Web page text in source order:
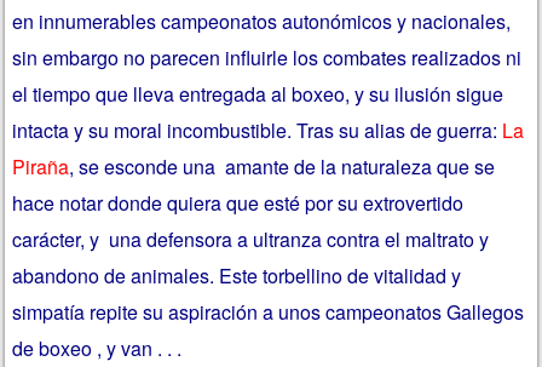
en innumerables campeonatos autonómicos y nacionales,
sin embargo no parecen influirle los combates realizados ni
el tiempo que lleva entregada al boxeo, y su ilusión sigue
intacta y su moral incombustible. Tras su alias de guerra: La
Piraña, se esconde una amante de la naturaleza que se
hace notar donde quiera que esté por su extrovertido
carácter, y una defensora a ultranza contra el maltrato y
abandono de animales. Este torbellino de vitalidad y
simpatía repite su aspiración a unos campeonatos Gallegos
de boxeo , y van . . .